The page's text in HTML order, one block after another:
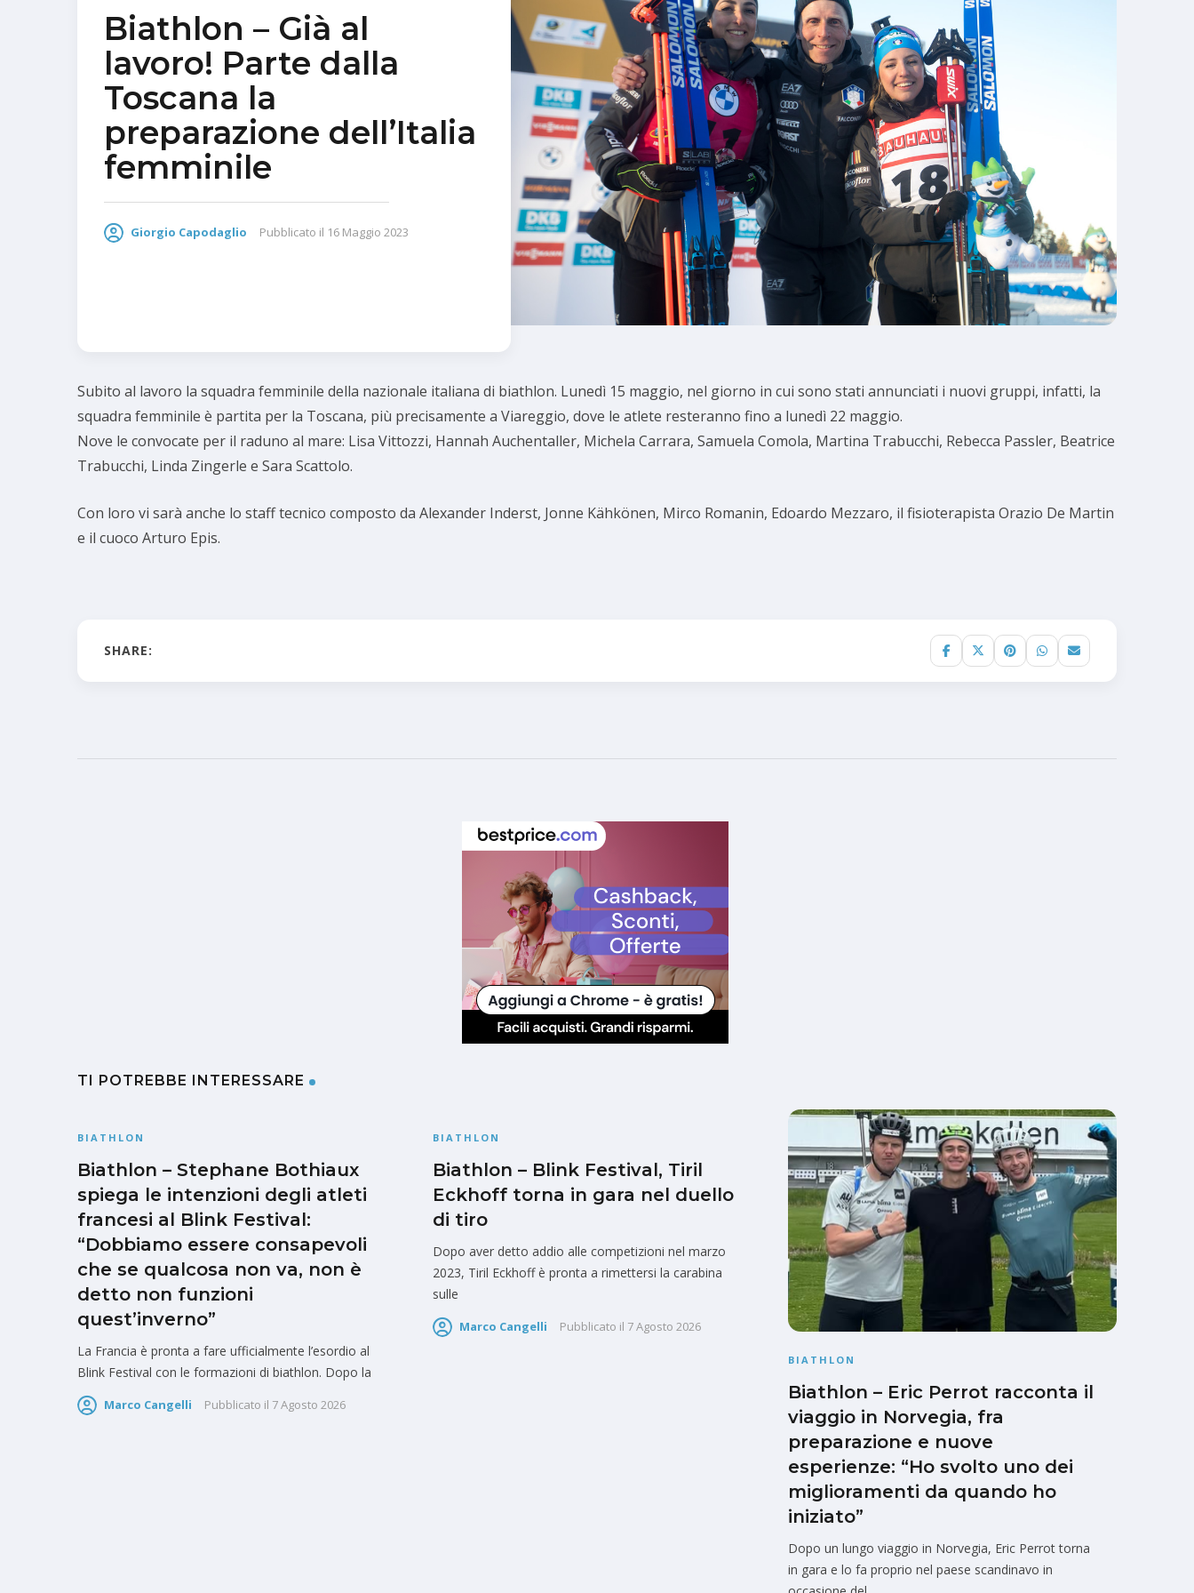
Biathlon – Già al
lavoro! Parte dalla
Toscana la
preparazione dell’Italia
femminile
Giorgio Capodaglio Pubblicato il 16 Maggio 2023
Subito al lavoro la squadra femminile della nazionale italiana di biathlon. Lunedì 15 maggio, nel giorno in cui sono stati annunciati i nuovi gruppi, infatti, la
squadra femminile è partita per la Toscana, più precisamente a Viareggio, dove le atlete resteranno fino a lunedì 22 maggio.
Nove le convocate per il raduno al mare: Lisa Vittozzi, Hannah Auchentaller, Michela Carrara, Samuela Comola, Martina Trabucchi, Rebecca Passler, Beatrice
Trabucchi, Linda Zingerle e Sara Scattolo.
Con loro vi sarà anche lo staff tecnico composto da Alexander Inderst, Jonne Kähkönen, Mirco Romanin, Edoardo Mezzaro, il fisioterapista Orazio De Martin
e il cuoco Arturo Epis.
SHARE:
TI POTREBBE INTERESSARE
BIATHLON
Biathlon – Stephane Bothiaux
spiega le intenzioni degli atleti
francesi al Blink Festival:
“Dobbiamo essere consapevoli
che se qualcosa non va, non è
detto non funzioni
quest’inverno”
La Francia è pronta a fare ufficialmente l’esordio al
Blink Festival con le formazioni di biathlon. Dopo la
Marco Cangelli Pubblicato il 7 Agosto 2026
BIATHLON
Biathlon – Blink Festival, Tiril
Eckhoff torna in gara nel duello
di tiro
Dopo aver detto addio alle competizioni nel marzo
2023, Tiril Eckhoff è pronta a rimettersi la carabina
sulle
Marco Cangelli Pubblicato il 7 Agosto 2026
BIATHLON
Biathlon – Eric Perrot racconta il
viaggio in Norvegia, fra
preparazione e nuove
esperienze: “Ho svolto uno dei
miglioramenti da quando ho
iniziato”
Dopo un lungo viaggio in Norvegia, Eric Perrot torna
in gara e lo fa proprio nel paese scandinavo in